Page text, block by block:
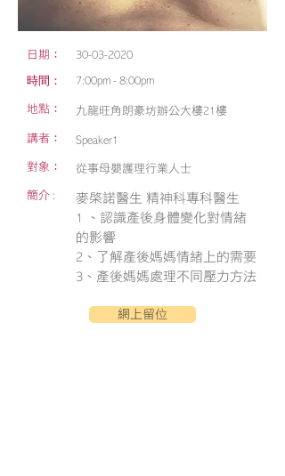
日期： 30-03-2020
時間： 7:00pm - 8:00pm
地點： 九龍旺角朗豪坊辦公大樓21樓
講者： Speaker1
對象： 從事母嬰護理行業人士
簡介 :
麥棨諾醫生 精神科專科醫生
1 、認識產後身體變化對情緒
的影響
2、了解產後媽媽情緒上的需要
3、產後媽媽處理不同壓力方法
網上留位